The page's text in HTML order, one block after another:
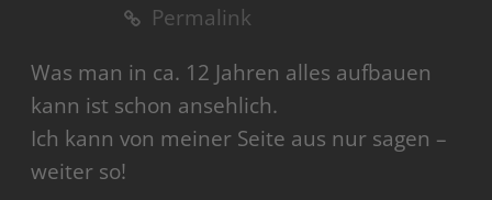
Permalink
Was man in ca. 12 Jahren alles aufbauen
kann ist schon ansehlich.
Ich kann von meiner Seite aus nur sagen –
weiter so!